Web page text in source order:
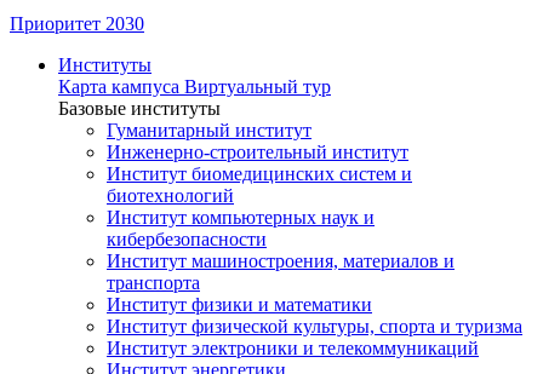
Приоритет 2030
Институты
Карта кампуса Виртуальный тур
Базовые институты
Гуманитарный институт
Инженерно-строительный институт
Институт биомедицинских систем и
биотехнологий
Институт компьютерных наук и
кибербезопасности
Институт машиностроения, материалов и
транспорта
Институт физики и математики
Институт физической культуры, спорта и туризма
Институт электроники и телекоммуникаций
Институт энергетики